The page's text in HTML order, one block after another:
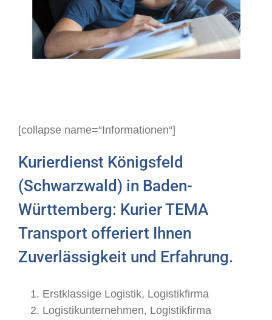
[collapse name=“Informationen“]
Kurierdienst Königsfeld
(Schwarzwald) in Baden-
Württemberg: Kurier TEMA
Transport offeriert Ihnen
Zuverlässigkeit und Erfahrung.
Erstklassige Logistik, Logistikfirma
Logistikunternehmen, Logistikfirma